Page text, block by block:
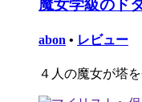
魔女学級のド
abon • レビュー
４人の魔女が塔